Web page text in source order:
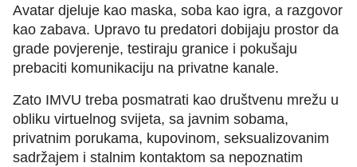
Avatar djeluje kao maska, soba kao igra, a razgovor
kao zabava. Upravo tu predatori dobijaju prostor da
grade povjerenje, testiraju granice i pokušaju
prebaciti komunikaciju na privatne kanale.
Zato IMVU treba posmatrati kao društvenu mrežu u
obliku virtuelnog svijeta, sa javnim sobama,
privatnim porukama, kupovinom, seksualizovanim
sadržajem i stalnim kontaktom sa nepoznatim